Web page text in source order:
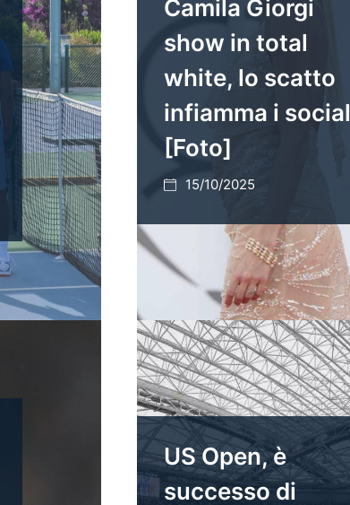
Camila Giorgi
show in total
white, lo scatto
infiamma i social
[Foto]
15/10/2025
US Open, è
successo di